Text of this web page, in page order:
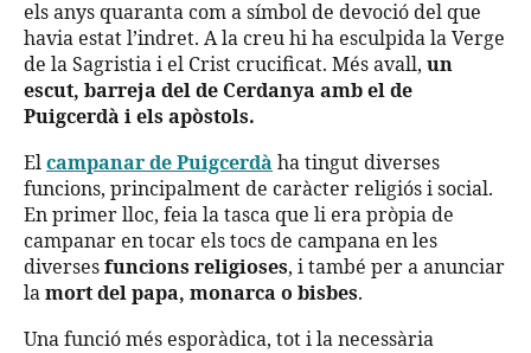
els anys quaranta com a símbol de devoció del que
havia estat l’indret. A la creu hi ha esculpida la Verge
de la Sagristia i el Crist crucificat. Més avall, un
escut, barreja del de Cerdanya amb el de
Puigcerdà i els apòstols.
El campanar de Puigcerdà ha tingut diverses
funcions, principalment de caràcter religiós i social.
En primer lloc, feia la tasca que li era pròpia de
campanar en tocar els tocs de campana en les
diverses funcions religioses, i també per a anunciar
la mort del papa, monarca o bisbes.
Una funció més esporàdica, tot i la necessària